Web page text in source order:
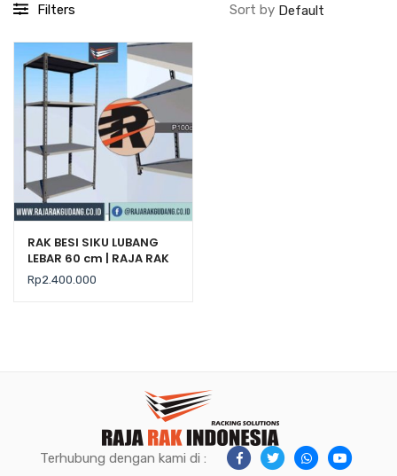
Filters Sort by
RAK BESI SIKU LUBANG
LEBAR 60 cm | RAJA RAK
Rp2.400.000
Terhubung dengan kami di :